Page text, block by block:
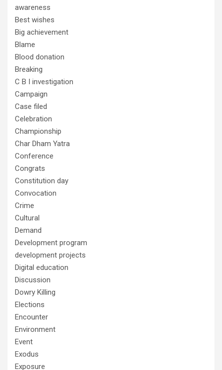
awareness
Best wishes
Big achievement
Blame
Blood donation
Breaking
C B I investigation
Campaign
Case filed
Celebration
Championship
Char Dham Yatra
Conference
Congrats
Constitution day
Convocation
Crime
Cultural
Demand
Development program
development projects
Digital education
Discussion
Dowry Killing
Elections
Encounter
Environment
Event
Exodus
Exposure